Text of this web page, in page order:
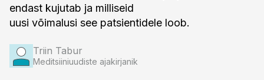
endast kujutab ja milliseid
uusi võimalusi see patsientidele loob.
Triin Tabur
Meditsiiniuudiste ajakirjanik